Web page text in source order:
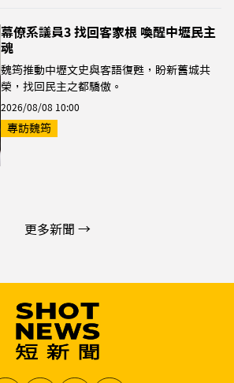
幕僚系議員3 找回客家根 喚醒中壢民主
魂
魏筠推動中壢文史與客語復甦，盼新舊城共
榮，找回民主之都驕傲。
2026/08/08 10:00
專訪魏筠
更多新聞 →